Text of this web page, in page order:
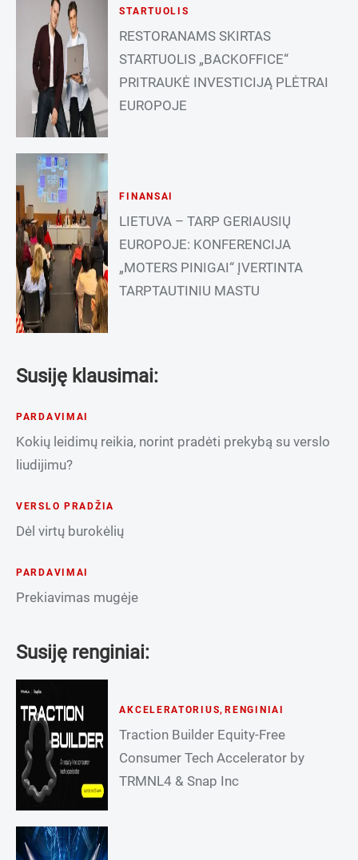
STARTUOLIS
RESTORANAMS SKIRTAS
STARTUOLIS „BACKOFFICE“
PRITRAUKĖ INVESTICIJĄ PLĖTRAI
EUROPOJE
FINANSAI
LIETUVA – TARP GERIAUSIŲ
EUROPOJE: KONFERENCIJA
„MOTERS PINIGAI“ ĮVERTINTA
TARPTAUTINIU MASTU
Susiję klausimai:
PARDAVIMAI
Kokių leidimų reikia, norint pradėti prekybą su verslo
liudijimu?
VERSLO PRADŽIA
Dėl virtų burokėlių
PARDAVIMAI
Prekiavimas mugėje
Susiję renginiai:
AKCELERATORIUS, RENGINIAI
Traction Builder Equity-Free
Consumer Tech Accelerator by
TRMNL4 & Snap Inc